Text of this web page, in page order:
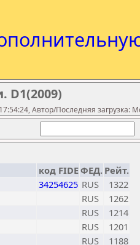
D1(2009)
Автор/Последняя загрузка:
код FIDEФЕД. Рейт.
34254625 RUS
1322
RUS
1262
RUS
1214
RUS
1201
RUS
1188